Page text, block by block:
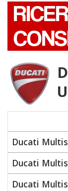
Ducati
Ducati
Ducati